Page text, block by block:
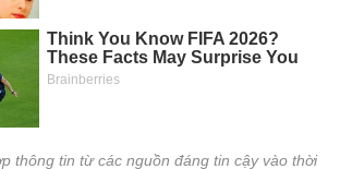
thông tin từ các nguồn đáng tin cậy vào thời